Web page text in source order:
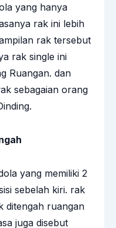
yang hanya
rak ini lebih
rak tersebut
rak single ini
Ruangan. dan
sebagaian orang
yang memiliki 2
sebelah kiri. rak
ditengah ruangan
juga disebut